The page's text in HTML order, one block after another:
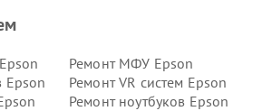
Ремонт МФУ Epson
Epson
Ремонт VR систем Epson
Ремонт ноутбуков Epson